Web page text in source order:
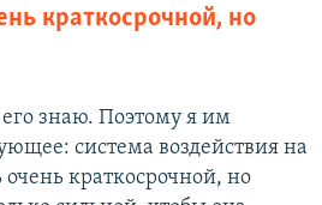
краткосрочной, но
знаю. Поэтому я им
система воздействия на
краткосрочной, но